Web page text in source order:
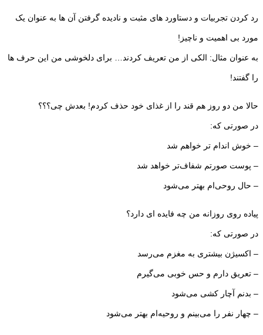
رد کردن تجربیات و دستاورد های مثبت و نادیده گرفتن آن ها به عنوان یک
مورد بی اهمیت و ناچیز!
به عنوان مثال: الکی از من تعریف کردند… برای دلخوشی من این حرف ها
را گفتند!
حالا من دو روز هم قند را از غذای خود حذف کردم! بعدش چی؟؟؟
در صورتی که:
– خوش اندام تر خواهم شد
– پوست صورتم شفاف‌تر خواهد شد
– حال روحی‌ام بهتر می‌شود
پیاده روی روزانه من چه فایده ای دارد؟
در صورتی که:
– اکسیژن بیشتری به مغزم می‌رسد
– تعریق دارم و حس خوبی می‌گیرم
– بدنم آچار کشی می‌شود
– چهار نفر را می‌بینم و روحیه‌ام بهتر می‌شود